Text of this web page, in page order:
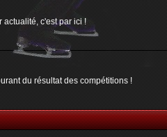
actualité, c'est par ici !
du résultat des compétitions !